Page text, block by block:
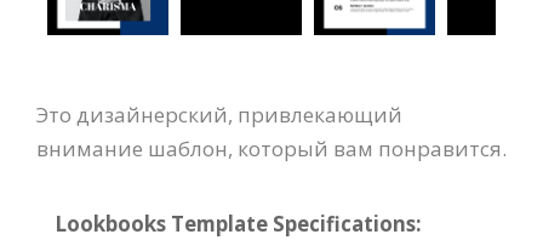
Это дизайнерский, привлекающий
внимание шаблон, который вам понравится.
Lookbooks Template Specifications: